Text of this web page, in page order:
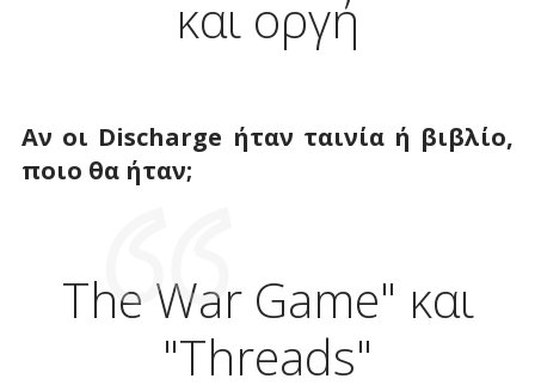
και οργή
Αν οι Discharge ήταν ταινία ή βιβλίο,
ποιο θα ήταν;
The War Game" και
"Threads"